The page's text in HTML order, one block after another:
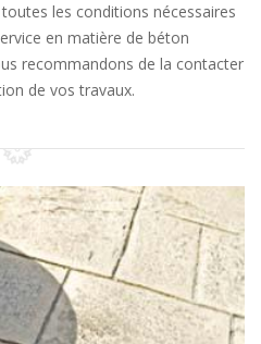
les conditions nécessaires
en matière de béton
recommandons de la contacter
de vos travaux.